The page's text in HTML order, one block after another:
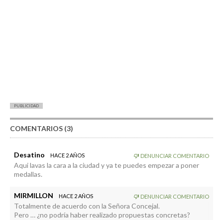
PUBLICIDAD
COMENTARIOS (3)
Desatino HACE 2 AÑOS DENUNCIAR COMENTARIO
Aqui lavas la cara a la ciudad y ya te puedes empezar a poner
medallas.
MIRMILLON HACE 2 AÑOS DENUNCIAR COMENTARIO
Totalmente de acuerdo con la Señora Concejal.
Pero … ¿no podría haber realizado propuestas concretas?